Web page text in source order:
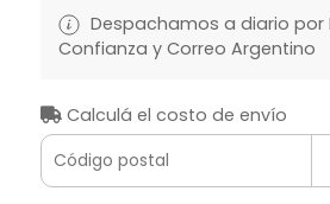
Despachamos a diario por
Confianza y Correo Argentino
Calculá el costo de envío